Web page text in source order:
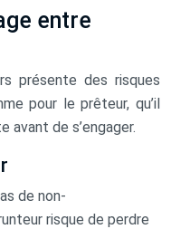
entre
présente des risques
pour le prêteur, qu’il
de s’engager.
de non-
risque de perdre